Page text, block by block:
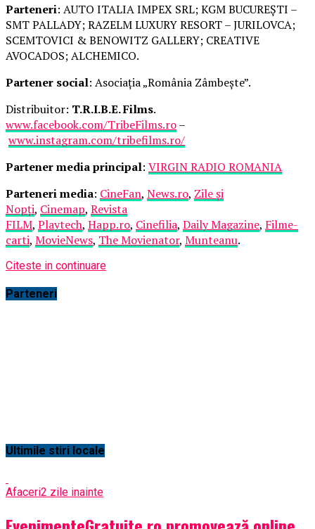
Parteneri: AUTO ITALIA IMPEX SRL; KGM BUCUREȘTI –
SMT PALLADY; RAZELM LUXURY RESORT – JURILOVCA;
SCEMTOVICI & BENOWITZ GALLERY; CREATIVE
AVOCADOS; ALCHEMICO.
Partener social: Asociația „România Zâmbește”.
Distribuitor: T.R.I.B.E. Films.
www.facebook.com/TribeFilms.ro–
www.instagram.com/tribefilms.ro/
Partener media principal: VIRGIN RADIO ROMANIA
Parteneri media: CineFan, News.ro, Zile și
Nopți, Cinemap, Revista
FILM, Playtech, Happ.ro, Cinefilia, Daily Magazine, Filme-
carti, MovieNews, The Movienator, Munteanu.
Citeste in continuare
Parteneri
Ultimile stiri locale
Afaceri2 zile inainte